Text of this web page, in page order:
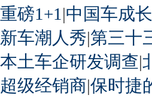
重磅1+1 |中国车成
新车潮人秀|第三十
本土车企研发调查|
超级经销商|保时捷